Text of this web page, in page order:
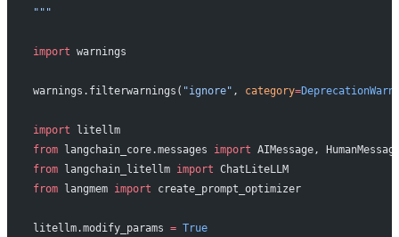
"""
import warnings
warnings.filterwarnings( "ignore" , category=
import litellm
from langchain_core.messages import AIMessage,
from langchain_litellm import ChatLiteLLM
from langmem import create_prompt_optimizer
litellm.modify_params = True